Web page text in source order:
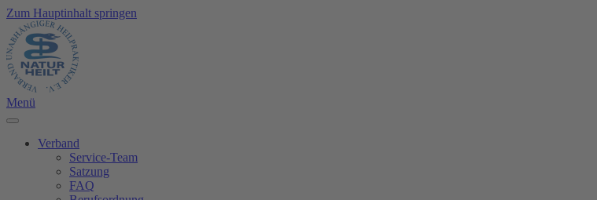
Zum Hauptinhalt springen
Menü
Verband
Service-Team
Satzung
FAQ